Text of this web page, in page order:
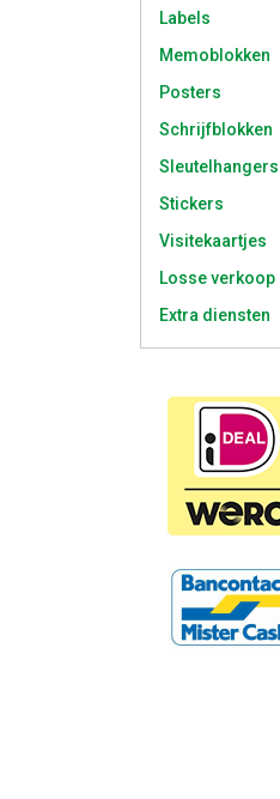
Labels
Memoblokken
Posters
Schrijfblokken
Sleutelhangers
Stickers
Visitekaartjes
Losse verkoop
Extra diensten